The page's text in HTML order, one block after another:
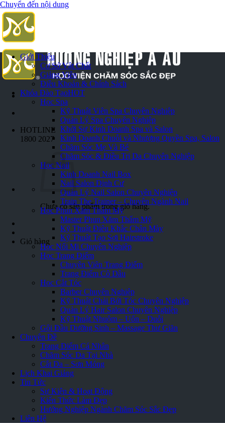
Chuyển đến nội dung
HOTLINE
1800 2027
Chưa có sản phẩm trong giỏ hàng.
Giỏ hàng
Giới Thiệu
Cơ Sở Vật Chất
Giảng Viên
Điều Khoản & Chính Sách
Khóa Đào TạoHOT
Học Spa
Kỹ Thuật Viên Spa Chuyên Nghiệp
Quản Lý Spa Chuyên Nghiệp
Khởi Sự Kinh Doanh Spa và Salon
Kinh Doanh Chuỗi và Nhượng Quyền Spa, Salon
Chăm Sóc Mẹ Và Bé
Chăm Sóc & Điều Trị Da Chuyên Nghiệp
Học Nail
Kinh Doanh Nail Box
Nail Salon Định Cư
Quản Lý Nail Salon Chuyên Nghiệp
Train The Trainer – Chuyên Ngành Nail
Học Phun Xăm Thẩm Mỹ
Master Phun Xăm Thẩm Mỹ
Kỹ Thuật Điêu Khắc Chân Mày
Kỹ Thuật Tạo Sợi Hairstroke
Học Nối Mi Chuyên Nghiệp
Học Trang Điểm
Chuyên Viên Trang Điểm
Trang Điểm Cô Dâu
Học Cắt Tóc
Barber Chuyên Nghiệp
Kỹ Thuật Chải Bới Tóc Chuyên Nghiệp
Quản Lý Hair Salon Chuyên Nghiệp
Kỹ Thuật Nhuộm – Uốn – Duỗi
Gội Đầu Dưỡng Sinh – Massage Thư Giãn
Chuyên Đề
Trang Điểm Cá Nhân
Chăm Sóc Da Tại Nhà
Cắt Da – Sơn Móng
Lịch Khai Giảng
Tin Tức
Sự Kiện & Hoạt Động
Kiến Thức Làm Đẹp
Hướng Nghiệp Ngành Chăm Sóc Sắc Đẹp
Liên Hệ